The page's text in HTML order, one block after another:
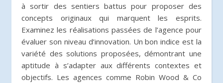
à sortir des sentiers battus pour proposer des
concepts originaux qui marquent les esprits.
Examinez les réalisations passées de l’agence pour
évaluer son niveau d’innovation. Un bon indice est la
variété des solutions proposées, démontrant une
aptitude à s’adapter aux différents contextes et
objectifs. Les agences comme Robin Wood & Co